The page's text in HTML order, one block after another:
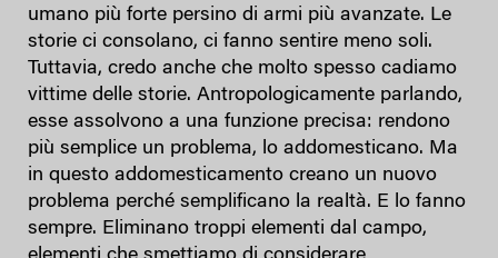
umano più forte persino di armi più avanzate. Le
storie ci consolano, ci fanno sentire meno soli.
Tuttavia, credo anche che molto spesso cadiamo
vittime delle storie. Antropologicamente parlando,
esse assolvono a una funzione precisa: rendono
più semplice un problema, lo addomesticano. Ma
in questo addomesticamento creano un nuovo
problema perché semplificano la realtà. E lo fanno
sempre. Eliminano troppi elementi dal campo,